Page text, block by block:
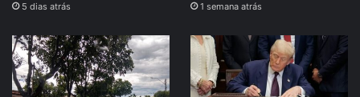
5 dias atrás 1 semana atrás